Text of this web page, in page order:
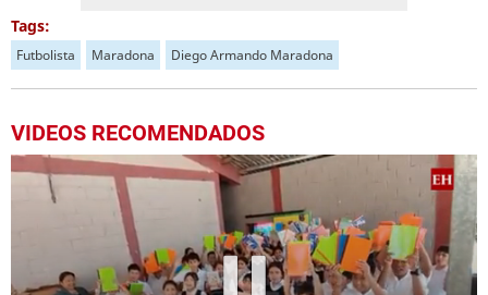
Tags:
Futbolista Maradona Diego Armando Maradona
VIDEOS RECOMENDADOS